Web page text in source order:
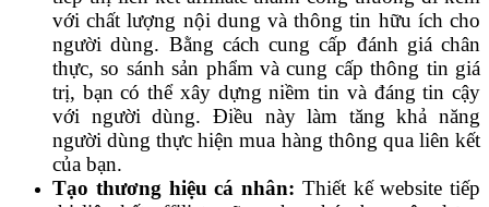
với chất lượng nội dung và thông tin hữu ích cho
người dùng. Bằng cách cung cấp đánh giá chân
thực, so sánh sản phẩm và cung cấp thông tin giá
trị, bạn có thể xây dựng niềm tin và đáng tin cậy
với người dùng. Điều này làm tăng khả năng
người dùng thực hiện mua hàng thông qua liên kết
của bạn.
Tạo thương hiệu cá nhân: Thiết kế website tiếp